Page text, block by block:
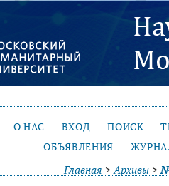
О НАС ВХОД ПОИСК
ОБЪЯВЛЕНИЯ
Главная >Архивы>